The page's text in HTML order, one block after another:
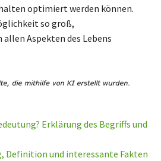
optimiert werden können.
so groß,
Aspekten des Lebens
Erklärung des Begriffs und
Definition und interessante Fakten